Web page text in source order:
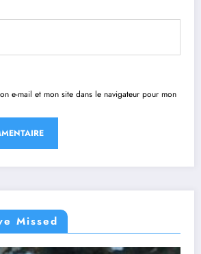
e-mail et mon site dans le navigateur pour mon
Missed